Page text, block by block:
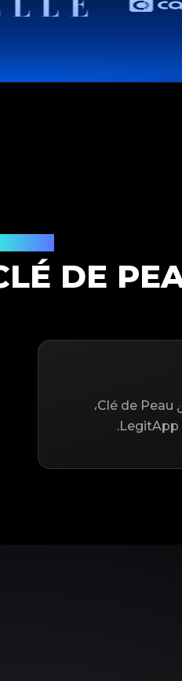
سواء كنت تتطلع إلى إعادة بيع أو شراء عنصر مستعمل من Clé de Peau،